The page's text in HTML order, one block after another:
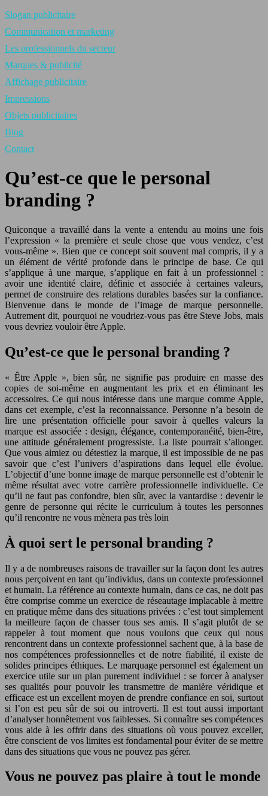
Slogan publicitaire
Communication et marketing
Les professionnels du secteur
Marques & publicité
Affichage publicitaire
Impressions
Objets publicitaires
Blog
Contact
Qu’est-ce que le personal
branding ?
Quiconque a travaillé dans la vente a entendu au moins une fois
l’expression « la première et seule chose que vous vendez, c’est
vous-même ». Bien que ce concept soit souvent mal compris, il y a
un élément de vérité profonde dans le principe de base. Ce qui
s’applique à une marque, s’applique en fait à un professionnel :
avoir une identité claire, définie et associée à certaines valeurs,
permet de construire des relations durables basées sur la confiance.
Bienvenue dans le monde de l’image de marque personnelle.
Autrement dit, pourquoi ne voudriez-vous pas être Steve Jobs, mais
vous devriez vouloir être Apple.
Qu’est-ce que le personal branding ?
« Être Apple », bien sûr, ne signifie pas produire en masse des
copies de soi-même en augmentant les prix et en éliminant les
accessoires. Ce qui nous intéresse dans une marque comme Apple,
dans cet exemple, c’est la reconnaissance. Personne n’a besoin de
lire une présentation officielle pour savoir à quelles valeurs la
marque est associée : design, élégance, contemporanéité, bien-être,
une attitude généralement progressiste. La liste pourrait s’allonger.
Que vous aimiez ou détestiez la marque, il est impossible de ne pas
savoir que c’est l’univers d’aspirations dans lequel elle évolue.
L’objectif d’une bonne image de marque personnelle est d’obtenir le
même résultat avec votre carrière professionnelle individuelle. Ce
qu’il ne faut pas confondre, bien sûr, avec la vantardise : devenir le
genre de personne qui récite le curriculum à toutes les personnes
qu’il rencontre ne vous mènera pas très loin
À quoi sert le personal branding ?
Il y a de nombreuses raisons de travailler sur la façon dont les autres
nous perçoivent en tant qu’individus, dans un contexte professionnel
et humain. La référence au contexte humain, dans ce cas, ne doit pas
être comprise comme un exercice de réseautage implacable à mettre
en pratique même dans des situations privées : c’est tout simplement
la meilleure façon de chasser tous ses amis. Il s’agit plutôt de se
rappeler à tout moment que nous voulons que ceux qui nous
rencontrent dans un contexte professionnel sachent que, à la base de
nos compétences professionnelles et de notre fiabilité, il existe de
solides principes éthiques. Le marquage personnel est également un
exercice utile sur un plan purement individuel : se forcer à analyser
ses qualités pour pouvoir les transmettre de manière véridique et
efficace est un excellent moyen de prendre confiance en soi, surtout
si l’on est peu sûr de soi ou introverti. Il est tout aussi important
d’analyser honnêtement vos faiblesses. Si connaître ses compétences
vous aide à les offrir dans des situations où vous pouvez exceller,
être conscient de vos limites est fondamental pour éviter de se mettre
dans des situations que vous ne pouvez pas gérer.
Vous ne pouvez pas plaire à tout le monde